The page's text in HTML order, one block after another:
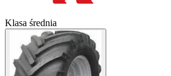
Klasa średnia